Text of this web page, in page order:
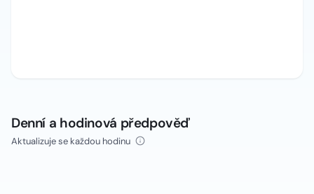
Denní a hodinová předpověď
Aktualizuje se každou hodinu